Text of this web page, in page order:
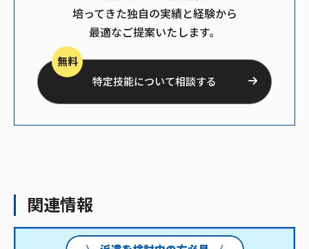
培ってきた独自の実績と経験から
最適なご提案いたします。
無料
特定技能について相談する
関連情報